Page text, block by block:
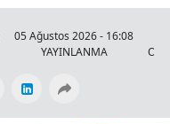
05 Ağustos 2026 - 16:08
YAYINLANMA